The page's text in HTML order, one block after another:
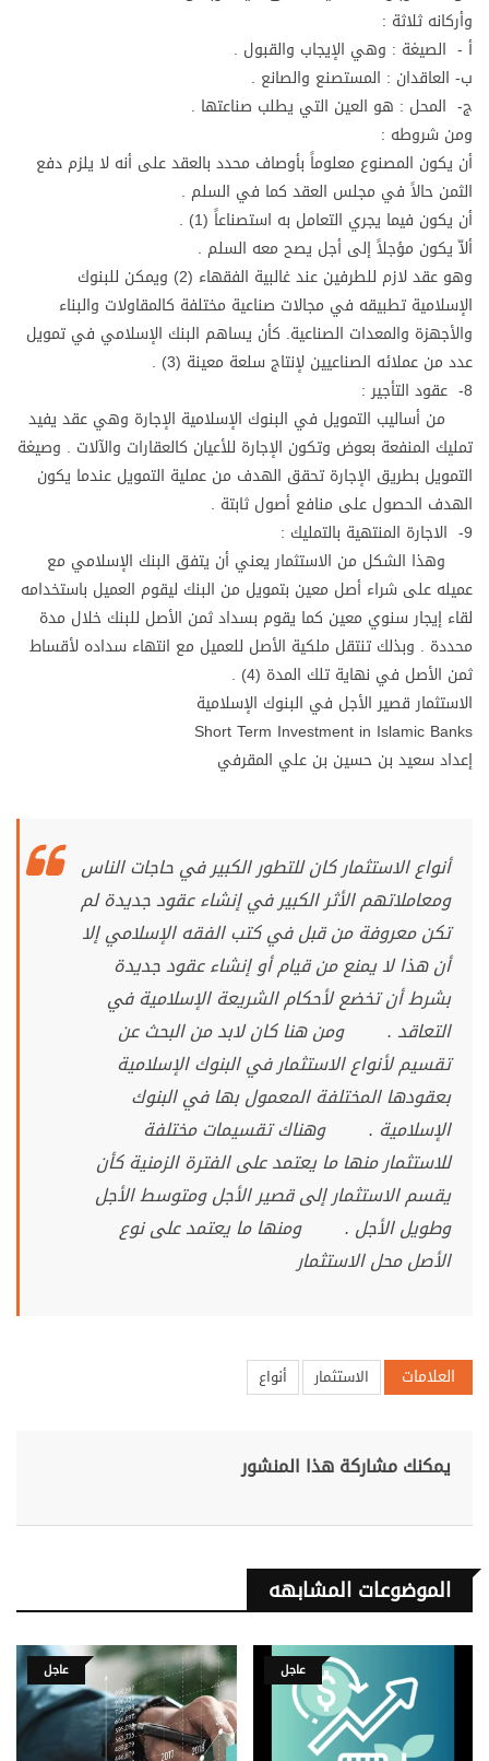
وأركانه ثلاثة :
أ - الصيغة : وهي الإيجاب والقبول .
ب- العاقدان : المستصنع والصانع .
ج- المحل : هو العين التي يطلب صناعتها .
ومن شروطه :
أن يكون المصنوع معلوماً بأوصاف محدد بالعقد على أنه لا يلزم دفع
الثمن حالاً في مجلس العقد كما في السلم .
أن يكون فيما يجري التعامل به استصناعاً (1) .
ألاّ يكون مؤجلاً إلى أجل يصح معه السلم .
وهو عقد لازم للطرفين عند غالبية الفقهاء (2) ويمكن للبنوك
الإسلامية تطبيقه في مجالات صناعية مختلفة كالمقاولات والبناء
والأجهزة والمعدات الصناعية. كأن يساهم البنك الإسلامي في تمويل
عدد من عملائه الصناعيين لإنتاج سلعة معينة (3) .
8- عقود التأجير :
من أساليب التمويل في البنوك الإسلامية الإجارة وهي عقد يفيد
تمليك المنفعة بعوض وتكون الإجارة للأعيان كالعقارات والآلات . وصيغة
التمويل بطريق الإجارة تحقق الهدف من عملية التمويل عندما يكون
الهدف الحصول على منافع أصول ثابتة .
9- الاجارة المنتهية بالتمليك :
وهذا الشكل من الاستثمار يعني أن يتفق البنك الإسلامي مع
عميله على شراء أصل معين بتمويل من البنك ليقوم العميل باستخدامه
لقاء إيجار سنوي معين كما يقوم بسداد ثمن الأصل للبنك خلال مدة
محددة . وبذلك تنتقل ملكية الأصل للعميل مع انتهاء سداده لأقساط
ثمن الأصل في نهاية تلك المدة (4) .
الاستثمار قصير الأجل في البنوك الإسلامية
Short Term Investment in Islamic Banks
إعداد سعيد بن حسين بن علي المقرفي
أنواع الاستثمار كان للتطور الكبير في حاجات الناس
ومعاملاتهم الأثر الكبير في إنشاء عقود جديدة لم
تكن معروفة من قبل في كتب الفقه الإسلامي إلا
أن هذا لا يمنع من قيام أو إنشاء عقود جديدة
بشرط أن تخضع لأحكام الشريعة الإسلامية في
التعاقد . ومن هنا كان لابد من البحث عن
تقسيم لأنواع الاستثمار في البنوك الإسلامية
بعقودها المختلفة المعمول بها في البنوك
الإسلامية . وهناك تقسيمات مختلفة
للاستثمار منها ما يعتمد على الفترة الزمنية كأن
يقسم الاستثمار إلى قصير الأجل ومتوسط الأجل
وطويل الأجل . ومنها ما يعتمد على نوع
الأصل محل الاستثمار
العلامات الاستثمار أنواع
يمكنك مشاركة هذا المنشور
الموضوعات المشابهه
عاجل عاجل